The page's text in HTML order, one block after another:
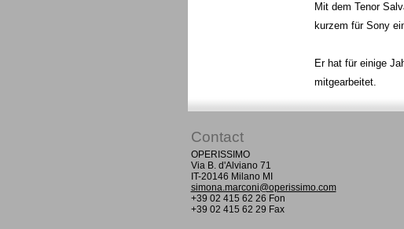
Mit dem Tenor
kurzem für Sony
Er hat für einige
mitgearbeitet.
Contact
OPERISSIMO
Via B. d'Alviano 71
IT-20146 Milano MI
simona.marconi@operissimo.com
+39 02 415 62 26 Fon
+39 02 415 62 29 Fax